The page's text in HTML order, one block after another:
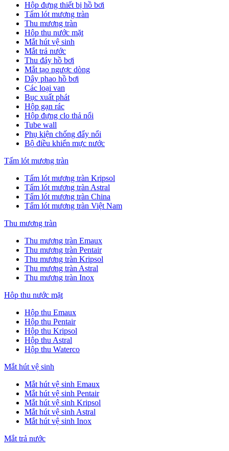
Hộp đựng thiết bị hồ bơi
Tấm lót mương tràn
Thu mương tràn
Hôp thu nước mặt
Mắt hút vệ sinh
Mắt trả nước
Thu đáy hồ bơi
Mắt tạo ngược dòng
Dây phao hồ bơi
Các loại van
Bục xuất phát
Hộp gạn rác
Hộp đựng clo thả nổi
Tube wall
Phụ kiện chống đẩy nổi
Bộ điều khiển mực nước
Tấm lót mương tràn
Tấm lót mương tràn Kripsol
Tấm lót mương tràn Astral
Tấm lót mương tràn China
Tấm lót mương tràn Việt Nam
Thu mương tràn
Thu mương tràn Emaux
Thu mương tràn Pentair
Thu mương tràn Kripsol
Thu mương tràn Astral
Thu mương tràn Inox
Hôp thu nước mặt
Hộp thu Emaux
Hộp thu Pentair
Hộp thu Kripsol
Hộp thu Astral
Hộp thu Waterco
Mắt hút vệ sinh
Mắt hút vệ sinh Emaux
Mắt hút vệ sinh Pentair
Mắt hút vệ sinh Kripsol
Mắt hút vệ sinh Astral
Mắt hút vệ sinh Inox
Mắt trả nước